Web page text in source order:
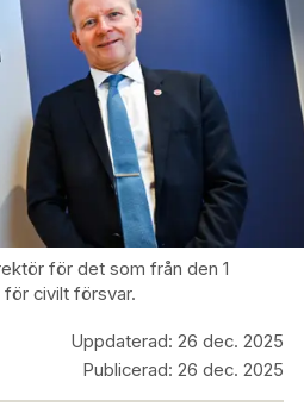
för det som från den 1
för civilt försvar.
Uppdaterad: 26 dec. 2025
Publicerad: 26 dec. 2025